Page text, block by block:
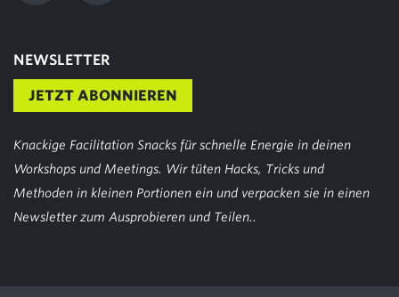
NEWSLETTER
JETZT ABONNIEREN
Knackige Facilitation Snacks für schnelle Energie in deinen
Workshops und Meetings. Wir tüten Hacks, Tricks und
Methoden in kleinen Portionen ein und verpacken sie in einen
Newsletter zum Ausprobieren und Teilen..